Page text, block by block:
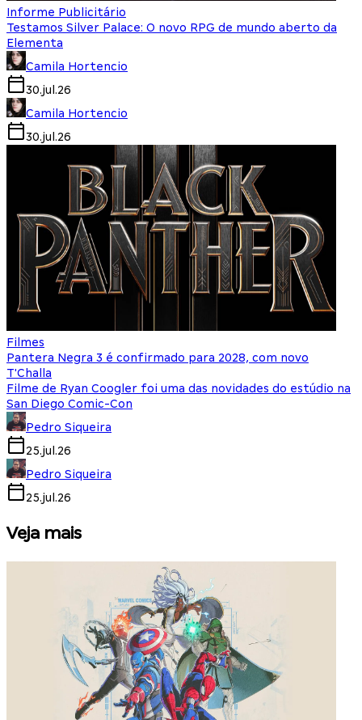
Informe Publicitário
Testamos Silver Palace: O novo RPG de mundo aberto da
Elementa
Camila Hortencio
30.jul.26
Camila Hortencio
30.jul.26
Filmes
Pantera Negra 3 é confirmado para 2028, com novo
T'Challa
Filme de Ryan Coogler foi uma das novidades do estúdio na
San Diego Comic-Con
Pedro Siqueira
25.jul.26
Pedro Siqueira
25.jul.26
Veja mais